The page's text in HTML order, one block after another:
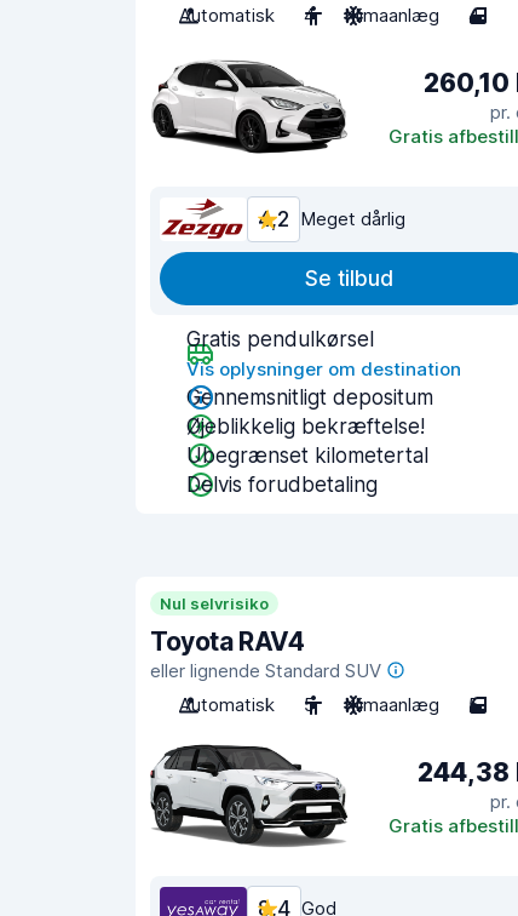
Automatisk
4 Klimaanlæg 4
260,10
pr.
Gratis
4,2 Meget dårlig
Se tilbud
Gratis pendulkørsel
Vis oplysninger om destination
Gennemsnitligt depositum
Øjeblikkelig bekræftelse!
Ubegrænset kilometertal
Delvis forudbetaling
Nul selvrisiko
Toyota RAV4
eller lignende Standard SUV
Automatisk
5 Klimaanlæg 5
244,38
pr.
Gratis
8,4 God